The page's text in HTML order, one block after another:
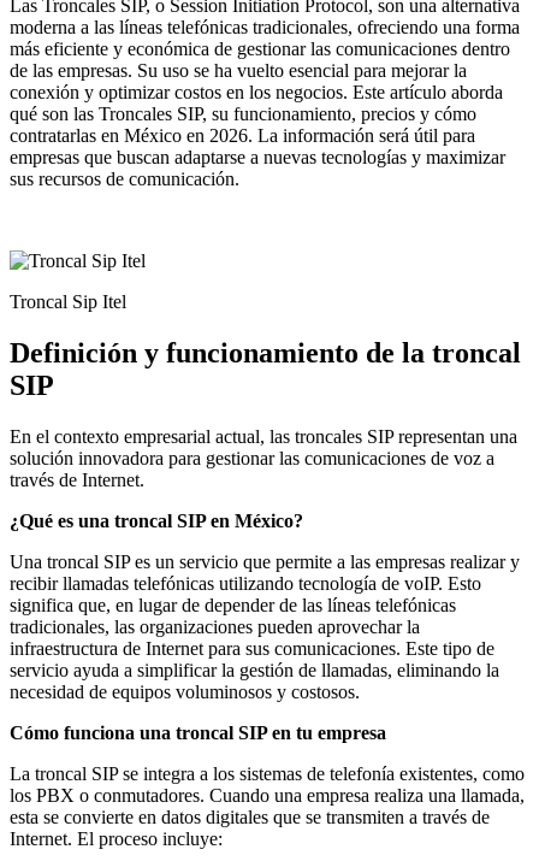
Las Troncales SIP, o Session Initiation Protocol, son una alternativa
moderna a las líneas telefónicas tradicionales, ofreciendo una forma
más eficiente y económica de gestionar las comunicaciones dentro
de las empresas. Su uso se ha vuelto esencial para mejorar la
conexión y optimizar costos en los negocios. Este artículo aborda
qué son las Troncales SIP, su funcionamiento, precios y cómo
contratarlas en México en 2026. La información será útil para
empresas que buscan adaptarse a nuevas tecnologías y maximizar
sus recursos de comunicación.
Troncal Sip Itel
Definición y funcionamiento de la troncal
SIP
En el contexto empresarial actual, las troncales SIP representan una
solución innovadora para gestionar las comunicaciones de voz a
través de Internet.
¿Qué es una troncal SIP en México?
Una troncal SIP es un servicio que permite a las empresas realizar y
recibir llamadas telefónicas utilizando tecnología de voIP. Esto
significa que, en lugar de depender de las líneas telefónicas
tradicionales, las organizaciones pueden aprovechar la
infraestructura de Internet para sus comunicaciones. Este tipo de
servicio ayuda a simplificar la gestión de llamadas, eliminando la
necesidad de equipos voluminosos y costosos.
Cómo funciona una troncal SIP en tu empresa
La troncal SIP se integra a los sistemas de telefonía existentes, como
los PBX o conmutadores. Cuando una empresa realiza una llamada,
esta se convierte en datos digitales que se transmiten a través de
Internet. El proceso incluye: